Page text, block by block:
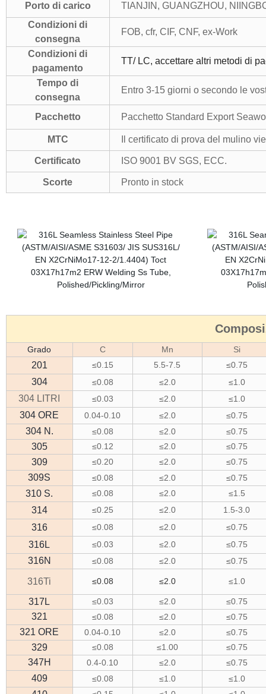
Porto di carico
TIANJIN, GUANGZHOU,
Condizioni di
consegna
FOB, cfr, CIF, CNF, ex-Work
Condizioni di
pagamento
TT/ LC, accettare altri metodi di
Tempo di
consegna
Entro 3-15 giorni o secondo le
Pacchetto Pacchetto Standard Export
MTC Il certificato di prova del mulino
Certificato ISO 9001 BV SGS, ECC.
Scorte Pronto in stock
Grado C Mn Si
201 ≤0.15 5.5-7.5 ≤0.75
304 ≤0.08 ≤2.0 ≤1.0
304 LITRI ≤0.03 ≤2.0 ≤1.0
304 ORE 0.04-0.10 ≤2.0 ≤0.75
304 N. ≤0.08 ≤2.0 ≤0.75
305 ≤0.12 ≤2.0 ≤0.75
309 ≤0.20 ≤2.0 ≤0.75
309S ≤0.08 ≤2.0 ≤0.75
310 S. ≤0.08 ≤2.0 ≤1.5
314 ≤0.25 ≤2.0 1.5-3.0
316 ≤0.08 ≤2.0 ≤0.75
316L ≤0.03 ≤2.0 ≤0.75
316N ≤0.08 ≤2.0 ≤0.75
316Ti ≤0.08 ≤2.0 ≤1.0
317L ≤0.03 ≤2.0 ≤0.75
321 ≤0.08 ≤2.0 ≤0.75
321 ORE 0.04-0.10 ≤2.0 ≤0.75
329 ≤0.08 ≤1.00 ≤0.75
347H 0.4-0.10 ≤2.0 ≤0.75
409 ≤0.08 ≤1.0 ≤1.0